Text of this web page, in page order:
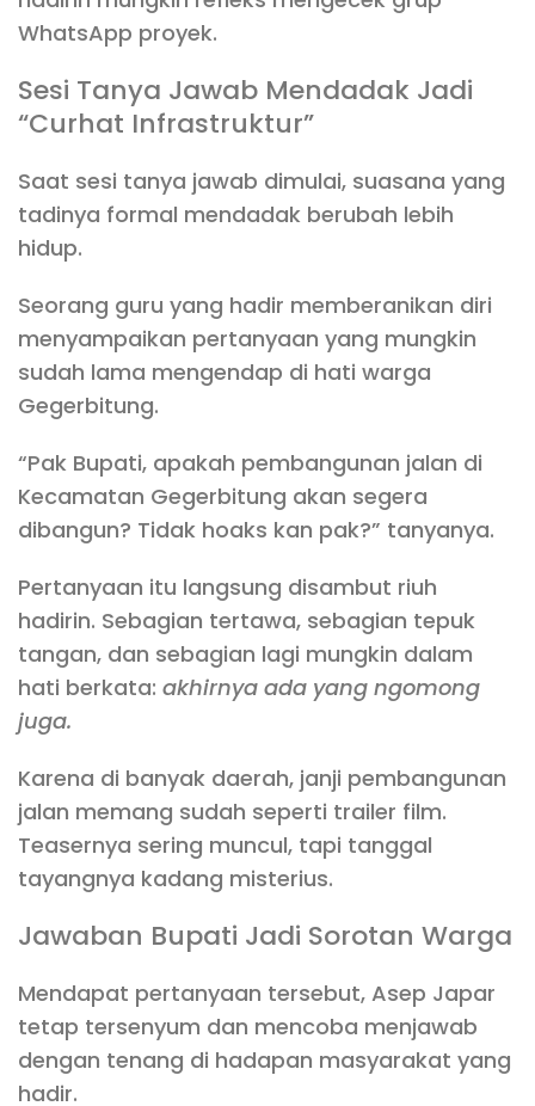
WhatsApp proyek.
Sesi Tanya Jawab Mendadak Jadi
“Curhat Infrastruktur”
Saat sesi tanya jawab dimulai, suasana yang
tadinya formal mendadak berubah lebih
hidup.
Seorang guru yang hadir memberanikan diri
menyampaikan pertanyaan yang mungkin
sudah lama mengendap di hati warga
Gegerbitung.
“Pak Bupati, apakah pembangunan jalan di
Kecamatan Gegerbitung akan segera
dibangun? Tidak hoaks kan pak?” tanyanya.
Pertanyaan itu langsung disambut riuh
hadirin. Sebagian tertawa, sebagian tepuk
tangan, dan sebagian lagi mungkin dalam
hati berkata: akhirnya ada yang ngomong
juga.
Karena di banyak daerah, janji pembangunan
jalan memang sudah seperti trailer film.
Teasernya sering muncul, tapi tanggal
tayangnya kadang misterius.
Jawaban Bupati Jadi Sorotan Warga
Mendapat pertanyaan tersebut, Asep Japar
tetap tersenyum dan mencoba menjawab
dengan tenang di hadapan masyarakat yang
hadir.